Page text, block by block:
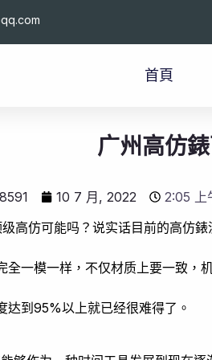
首頁
广州高仿
10 7 月, 2022
2:05 上
高仿可能吗？说实话目前的高仿錶
全一模一样，不仅材质上要一致，
达到95%以上就已经很难得了。